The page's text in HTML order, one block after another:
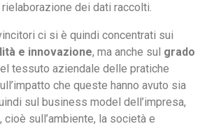
rielaborazione dei dati raccolti.
ci si è quindi concentrati sui
e innovazione, ma anche sul grado
tessuto aziendale delle pratiche
che queste hanno avuto sia
sul business model dell’impresa,
cioè sull’ambiente, la società e